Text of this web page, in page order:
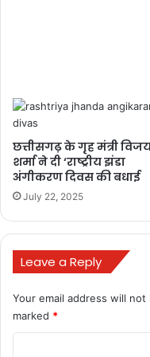
छत्तीसगढ़ के गृह मंत्री
शर्मा ने दी ‘राष्ट्रीय झंडा
अंगीकरण दिवस की बधाई
July 22, 2025
Leave a Reply
Your email address will not
marked *